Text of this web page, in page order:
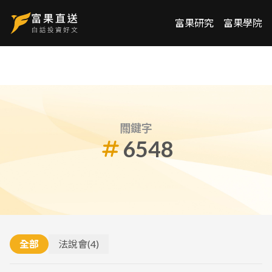
富果研究 富果學院
關鍵字
6548
全部 法說會(4)